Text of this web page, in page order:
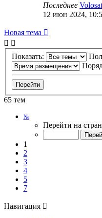
Последнее
12 июн 2024,
Новая тема
Показать:
65 тем
№Страница
из
Перейти на
1
2
3
4
5
7
Навигация